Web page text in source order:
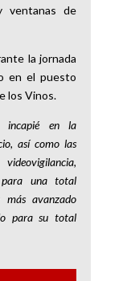
ventanas de
la jornada
en el puesto
los Vinos.
incapié en la
así como las
para una total
más avanzado
para su total